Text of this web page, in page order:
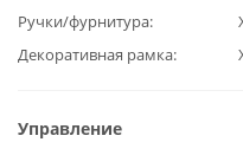
Ручки/фурнитура
Декоративная рамка
Управление